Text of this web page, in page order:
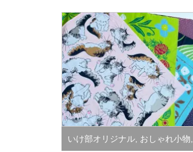
いけ部オリジナル おしゃれ小物